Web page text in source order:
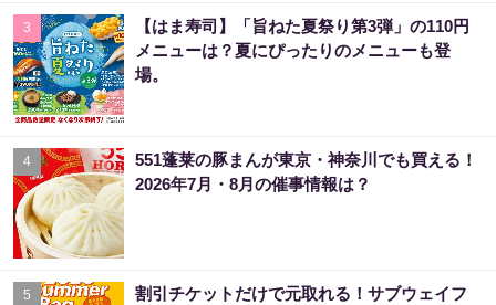
3
【はま寿司】「旨ねた夏祭り第3弾」の110円
メニューは？夏にぴったりのメニューも登
場。
4
551蓬莱の豚まんが東京・神奈川でも買える！
2026年7月・8月の催事情報は？
5
割引チケットだけで元取れる！サブウェイフ